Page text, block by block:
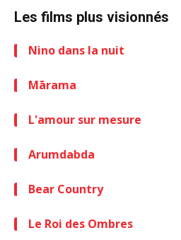
Les films plus visionnés
Nino dans la nuit
Mārama
L'amour sur mesure
Arumdabda
Bear Country
Le Roi des Ombres